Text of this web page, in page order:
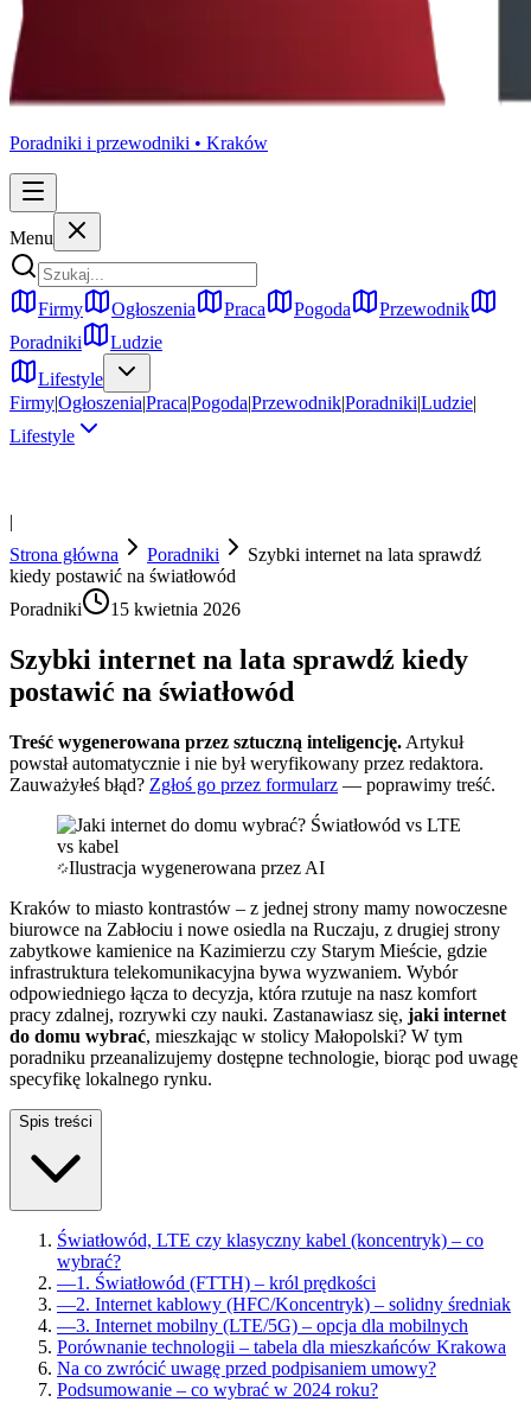
Poradniki i przewodniki • Kraków
Menu
Firmy Ogłoszenia Praca Pogoda
Przewodnik
Poradniki
Ludzie
Lifestyle
Firmy|Ogłoszenia|Praca|Pogoda|Przewodnik|Poradniki|Ludzie|
Lifestyle
|
Strona główna
Poradniki
Szybki internet na lata sprawdź
kiedy postawić na światłowód
Poradniki
15 kwietnia 2026
Szybki internet na lata sprawdź kiedy
postawić na światłowód
Treść wygenerowana przez sztuczną inteligencję. Artykuł
powstał automatycznie i nie był weryfikowany przez redaktora.
Zauważyłeś błąd? Zgłoś go przez formularz — poprawimy treść.
Ilustracja wygenerowana przez AI
Kraków to miasto kontrastów – z jednej strony mamy nowoczesne
biurowce na Zabłociu i nowe osiedla na Ruczaju, z drugiej strony
zabytkowe kamienice na Kazimierzu czy Starym Mieście, gdzie
infrastruktura telekomunikacyjna bywa wyzwaniem. Wybór
odpowiedniego łącza to decyzja, która rzutuje na nasz komfort
pracy zdalnej, rozrywki czy nauki. Zastanawiasz się, jaki internet
do domu wybrać, mieszkając w stolicy Małopolski? W tym
poradniku przeanalizujemy dostępne technologie, biorąc pod uwagę
specyfikę lokalnego rynku.
Spis treści
Światłowód, LTE czy klasyczny kabel (koncentryk) – co
wybrać?
—1. Światłowód (FTTH) – król prędkości
—2. Internet kablowy (HFC/Koncentryk) – solidny średniak
—3. Internet mobilny (LTE/5G) – opcja dla mobilnych
Porównanie technologii – tabela dla mieszkańców Krakowa
Na co zwrócić uwagę przed podpisaniem umowy?
Podsumowanie – co wybrać w 2024 roku?